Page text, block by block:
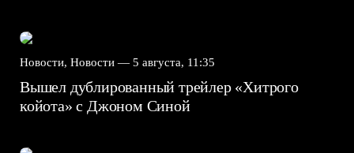
Новости, Новости — 5 августа, 11:35
Вышел дублированный трейлер «Хитрого
койота» с Джоном Синой